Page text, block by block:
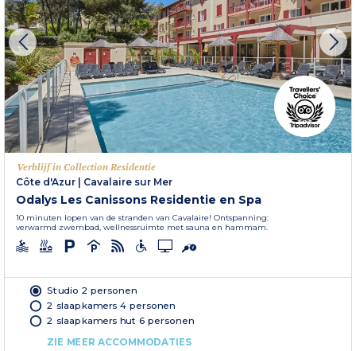
Verblijf in Collection Residentie
Côte d'Azur
Cavalaire sur Mer
Odalys Les Canissons Residentie en Spa
10 minuten lopen van de stranden van Cavalaire! Ontspanning:
verwarmd zwembad, wellnessruimte met sauna en hammam.
Studio 2 personen
2 slaapkamers 4 personen
2 slaapkamers hut 6 personen
ZIE MEER ACCOMMODATIES